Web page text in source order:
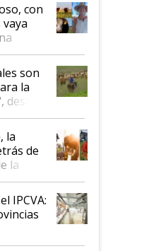
con
las
con
son
la
a 46
la
de
la
IPCVA: